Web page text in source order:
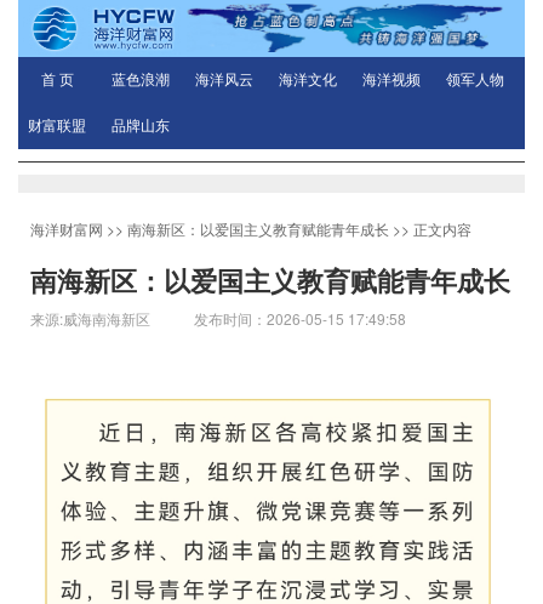
首 页 蓝色浪潮 海洋风云 海洋文化 海洋视频 领军人物
财富联盟 品牌山东
海洋财富网 >> 南海新区：以爱国主义教育赋能青年成长 >> 正文内容
南海新区：以爱国主义教育赋能青年成长
来源:威海南海新区 发布时间：2026-05-15 17:49:58